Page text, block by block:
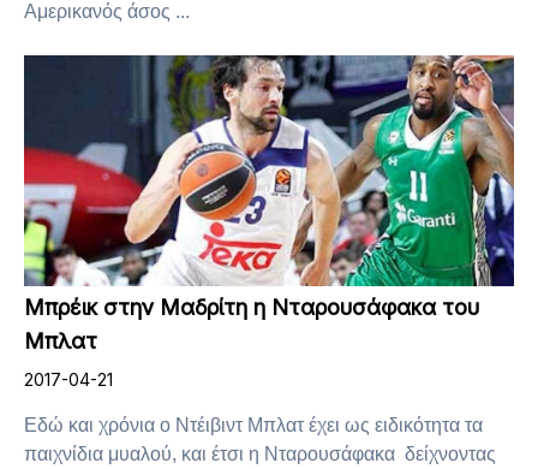
Αμερικανός άσος ...
Μπρέικ στην Μαδρίτη η Νταρουσάφακα του
Μπλατ
2017-04-21
Εδώ και χρόνια ο Ντέιβιντ Μπλατ έχει ως ειδικότητα τα
παιχνίδια μυαλού, και έτσι η Νταρουσάφακα δείχνοντας